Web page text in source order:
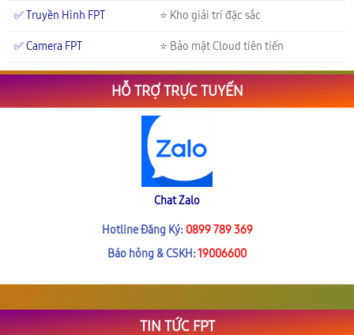
✅ Truyền Hình FPT ⭐ Kho giải trí đặc sắc
✅ Camera FPT ⭐ Bảo mật Cloud tiên tiến
HỖ TRỢ TRỰC TUYẾN
Chat Zalo
Hotline Đăng Ký: 0899 789 369
Báo hỏng & CSKH:19006600
TIN TỨC FPT